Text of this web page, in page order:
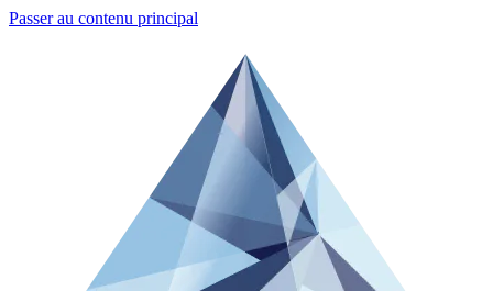
Passer au contenu principal